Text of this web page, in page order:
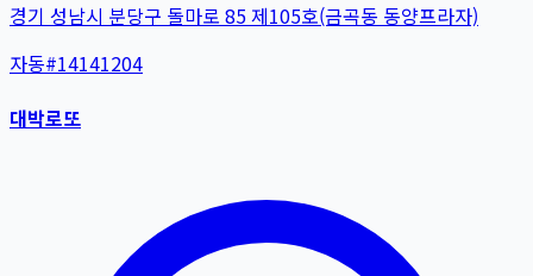
경기 성남시 분당구 돌마로 85 제105호(금곡동 동양프라자)
자동#14141204
대박로또